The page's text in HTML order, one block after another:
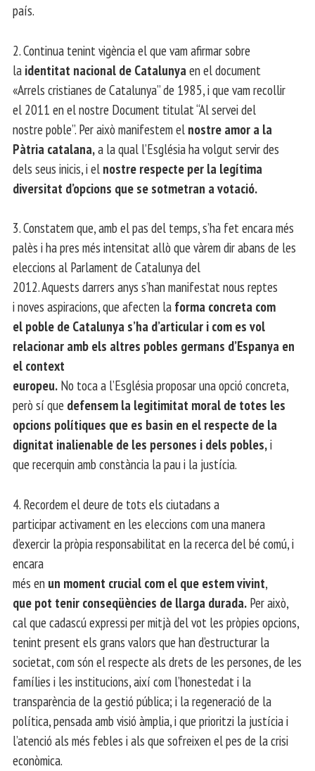
país.
2. Continua tenint vigència el que vam afirmar sobre
la identitat nacional de Catalunya en el document
«Arrels cristianes de Catalunya” de 1985, i que vam recollir
el 2011 en el nostre Document titulat “Al servei del
nostre poble”. Per això manifestem el nostre amor a la
Pàtria catalana,a la qual l’Església ha volgut servir des
dels seus inicis, i el nostre respecte per la legítima
diversitat d’opcions que se sotmetran a votació.
3. Constatem que, amb el pas del temps, s’ha fet encara més
palès i ha pres més intensitat allò que vàrem dir abans de les
eleccions al Parlament de Catalunya del
2012. Aquests darrers anys s’han manifestat nous reptes
i noves aspiracions, que afecten la forma concreta com
el poble de Catalunya s’ha d’articular i com es vol
relacionar amb els altres pobles germans d’Espanya en
el context
europeu. No toca a l’Església proposar una opció concreta,
però sí que defensem la legitimitat moral de totes les
opcions polítiques que es basin en el respecte de la
dignitat inalienable de les persones i dels pobles,i
que recerquin amb constància la pau i la justícia.
4. Recordem el deure de tots els ciutadans a
participar activament en les eleccions com una manera
d’exercir la pròpia responsabilitat en la recerca del bé comú, i
encara
més en un moment crucial com el que estem vivint,
que pot tenir conseqüències de llarga durada. Per això,
cal que cadascú expressi per mitjà del vot les pròpies opcions,
tenint present els grans valors que han d’estructurar la
societat, com són el respecte als drets de les persones, de les
famílies i les institucions, així com l’honestedat i la
transparència de la gestió pública; i la regeneració de la
política, pensada amb visió àmplia, i que prioritzi la justícia i
l’atenció als més febles i als que sofreixen el pes de la crisi
econòmica.